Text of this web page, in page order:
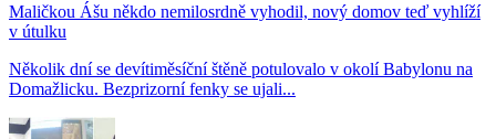
Maličkou Ášu někdo nemilosrdně vyhodil, nový domov teď vyhlíží
v útulku
Několik dní se devítiměsíční štěně potulovalo v okolí Babylonu na
Domažlicku. Bezprizorní fenky se ujali...